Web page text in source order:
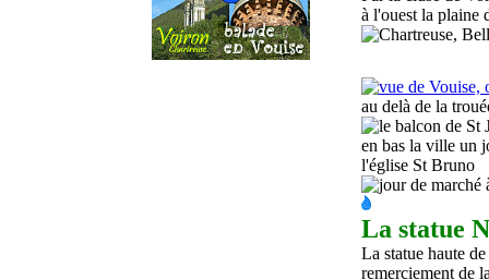
à l'ouest la plaine
au delà de la
en bas la ville un
l'église St
La statue
La statue haute
remerciement de